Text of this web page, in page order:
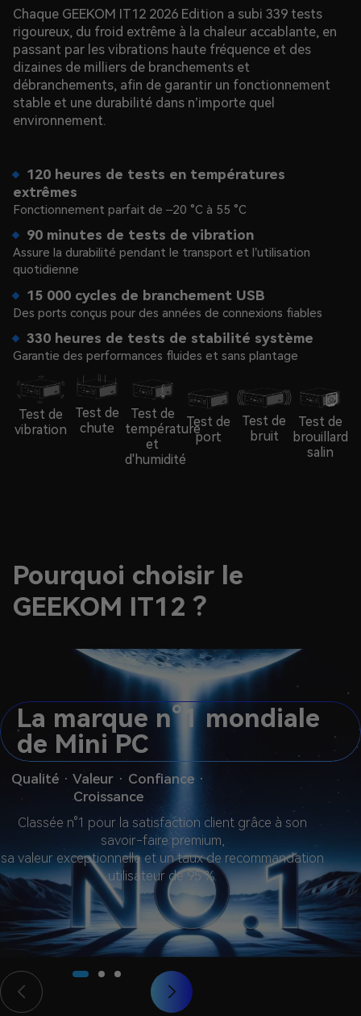
Chaque GEEKOM IT12 2026 Edition a subi 339 tests
rigoureux, du froid extrême à la chaleur accablante, en
passant par les vibrations haute fréquence et des
dizaines de milliers de branchements et
débranchements, afin de garantir un fonctionnement
stable et une durabilité dans n’importe quel
environnement.
120 heures de tests en températures
extrêmes
Fonctionnement parfait de –20 °C à 55 °C
90 minutes de tests de vibration
Assure la durabilité pendant le transport et l’utilisation
quotidienne
15 000 cycles de branchement USB
Des ports conçus pour des années de connexions fiables
330 heures de tests de stabilité système
Garantie des performances fluides et sans plantage
Test de
vibration
Test de
chute
Test de
température
et
d'humidité
Test de
port
Test de
bruit
Test de
brouillard
salin
Pourquoi choisir le
GEEKOM IT12 ?
La marque n°1 mondiale
de Mini PC
Qualité · Valeur · Confiance ·
Croissance
Classée n°1 pour la satisfaction client grâce à son
savoir-faire premium,
sa valeur exceptionnelle et un taux de recommandation
utilisateur de 95 %.